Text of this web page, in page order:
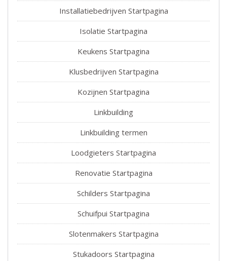
Installatiebedrijven Startpagina
Isolatie Startpagina
Keukens Startpagina
Klusbedrijven Startpagina
Kozijnen Startpagina
Linkbuilding
Linkbuilding termen
Loodgieters Startpagina
Renovatie Startpagina
Schilders Startpagina
Schuifpui Startpagina
Slotenmakers Startpagina
Stukadoors Startpagina